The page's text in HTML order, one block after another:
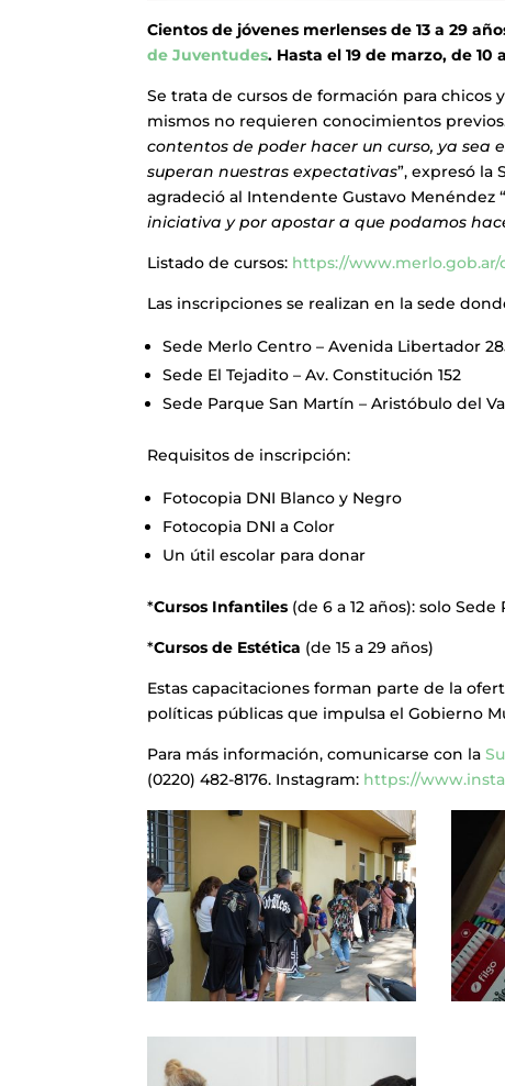
Cientos de jóvenes merlenses de 13 a 29
de Juventudes. Hasta el 19 de marzo, de
Se trata de cursos de formación para chicos
mismos no requieren conocimientos
contentos de poder hacer un curso, ya sea
superan nuestras expectativas”, expresó la
agradeció al Intendente Gustavo Menéndez
iniciativa y por apostar a que podamos
Listado de cursos: https://www.merlo.gob.ar/
Las inscripciones se realizan en la sede
Sede Merlo Centro – Avenida Libertador
Sede El Tejadito – Av. Constitución 152
Sede Parque San Martín – Aristóbulo del
Requisitos de inscripción:
Fotocopia DNI Blanco y Negro
Fotocopia DNI a Color
Un útil escolar para donar
*Cursos Infantiles (de 6 a 12 años): solo
*Cursos de Estética (de 15 a 29 años)
Estas capacitaciones forman parte de la
políticas públicas que impulsa el Gobierno
Para más información, comunicarse con la
(0220) 482-8176. Instagram: https://